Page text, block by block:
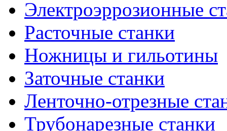
Электроэррозионные
Расточные станки
Ножницы и гильотины
Заточные станки
Ленточно-отрезные
Трубонарезные станки